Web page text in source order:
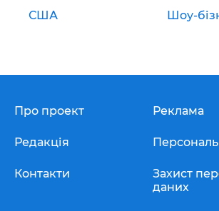
США Шоу-
Про проект
Редакція
Контакти
Реклама
Захист
даних